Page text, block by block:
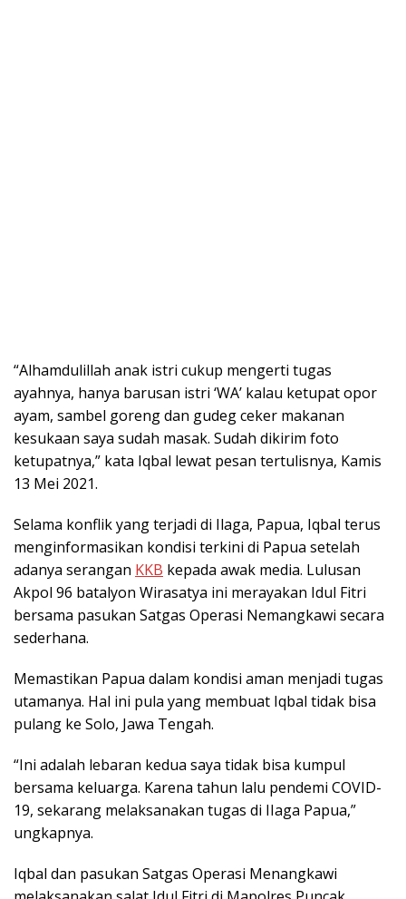
“Alhamdulillah anak istri cukup mengerti tugas
ayahnya, hanya barusan istri ‘WA’ kalau ketupat opor
ayam, sambel goreng dan gudeg ceker makanan
kesukaan saya sudah masak. Sudah dikirim foto
ketupatnya,” kata Iqbal lewat pesan tertulisnya, Kamis
13 Mei 2021.
Selama konflik yang terjadi di Ilaga, Papua, Iqbal terus
menginformasikan kondisi terkini di Papua setelah
adanya serangan KKB kepada awak media. Lulusan
Akpol 96 batalyon Wirasatya ini merayakan Idul Fitri
bersama pasukan Satgas Operasi Nemangkawi secara
sederhana.
Memastikan Papua dalam kondisi aman menjadi tugas
utamanya. Hal ini pula yang membuat Iqbal tidak bisa
pulang ke Solo, Jawa Tengah.
“Ini adalah lebaran kedua saya tidak bisa kumpul
bersama keluarga. Karena tahun lalu pendemi COVID-
19, sekarang melaksanakan tugas di IIaga Papua,”
ungkapnya.
Iqbal dan pasukan Satgas Operasi Menangkawi